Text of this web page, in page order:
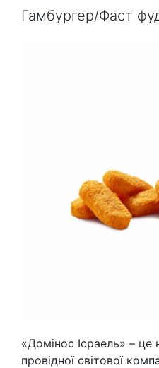
Гамбургер/Фаст
«Домінос Ісраель» – це
провідної світової